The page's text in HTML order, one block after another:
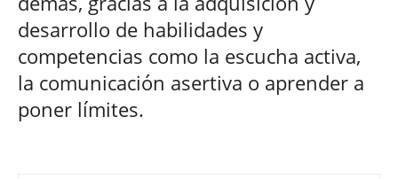
desarrollo de habilidades y
competencias como la escucha activa,
la comunicación asertiva o aprender a
poner límites.